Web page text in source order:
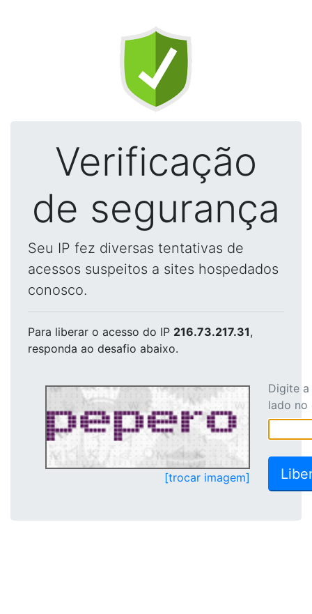
Verificação
de segurança
Seu IP fez diversas tentativas de
acessos suspeitos a sites hospedados
conosco.
Para liberar o acesso do IP 216.73.217.31,
responda ao desafio abaixo.
[trocar imagem]
Digite
lado no